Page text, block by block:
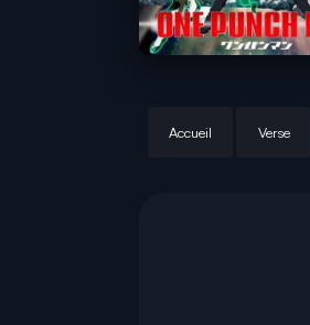
Accueil Verse